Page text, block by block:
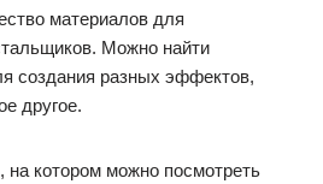
материалов для
Можно найти
создания разных эффектов,
другое.
на котором можно посмотреть